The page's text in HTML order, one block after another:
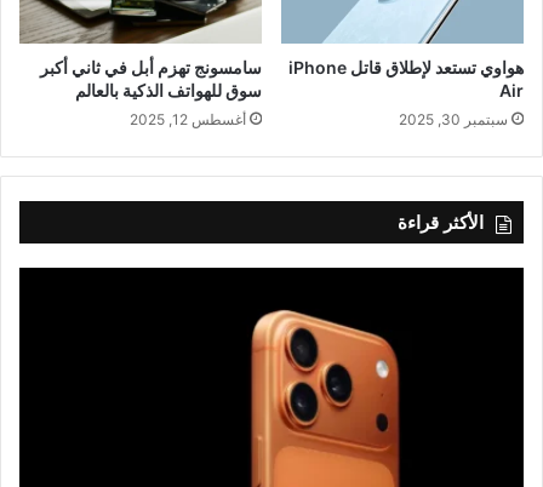
هواوي تستعد لإطلاق قاتل iPhone
Air
سبتمبر 30, 2025
سامسونج تهزم أبل في ثاني أكبر
سوق للهواتف الذكية بالعالم
أغسطس 12, 2025
الأكثر قراءة